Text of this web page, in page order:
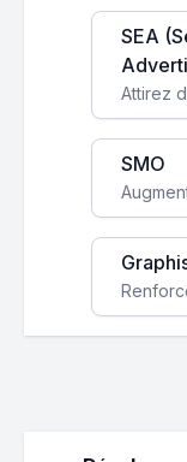
SEA
SMO